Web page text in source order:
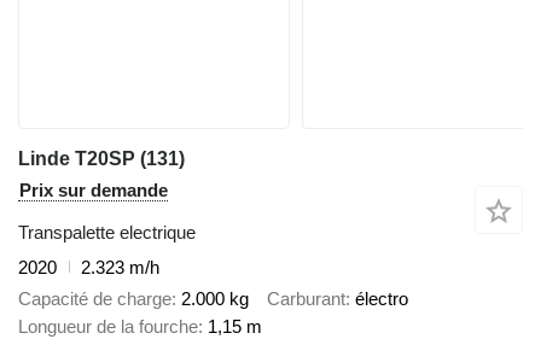
Linde T20SP (131)
Prix sur demande
Transpalette electrique
2020
2.323 m/h
Capacité de charge 2.000 kg Carburant électro
Longueur de la fourche 1,15 m